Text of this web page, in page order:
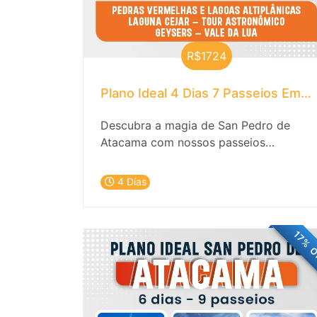
R$1724
Plano Ideal 4 Dias 7 Passeios Em
Descubra a magia de San Pedro de
Atacama com nossos passeios
emocionante viagem de 4 dias pelos
tesouros naturais e culturais de San
deserto, os céus estrelados e as
tradições milenares que tornam este
lugar único no mundo.
4 Días
17%